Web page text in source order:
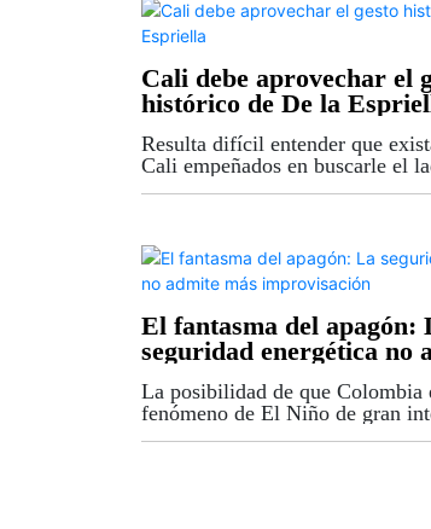
Cali debe aprovechar el
histórico de De la
Resulta difícil entender que
Cali empeñados en buscarle el
El fantasma del apagón:
seguridad energética no
La posibilidad de que Colombia
fenómeno de El Niño de gran